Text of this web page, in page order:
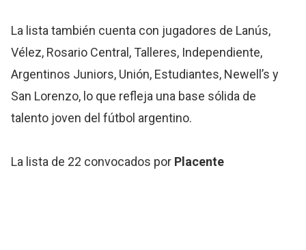
La lista también cuenta con jugadores de Lanús,
Vélez, Rosario Central, Talleres, Independiente,
Argentinos Juniors, Unión, Estudiantes, Newell’s y
San Lorenzo, lo que refleja una base sólida de
talento joven del fútbol argentino.
La lista de 22 convocados por Placente